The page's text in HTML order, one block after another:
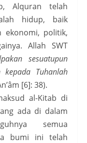
Alquran telah
hidup, baik
politik,
Allah SWT
sesuatupun
Tuhanlah
[6]: 38).
al-Kitab di
ada di dalam
semua
bumi ini telah